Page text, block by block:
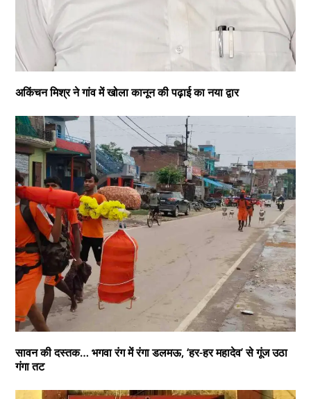
अकिंचन मिश्र ने गांव में खोला कानून की पढ़ाई का नया द्वार
सावन की दस्तक… भगवा रंग में रंगा डलमऊ, ‘हर-हर महादेव’ से गूंज उठा
गंगा तट